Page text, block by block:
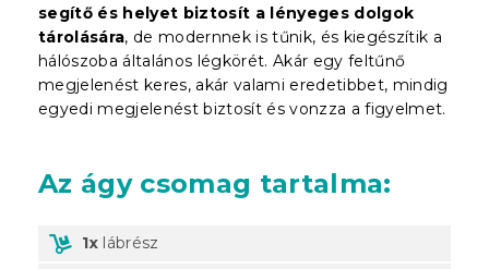
segítő és helyet biztosít a lényeges dolgok
tárolására, de modernnek is tűnik, és kiegészítik a
hálószoba általános légkörét. Akár egy feltűnő
megjelenést keres, akár valami eredetibbet, mindig
egyedi megjelenést biztosít és vonzza a figyelmet.
Az ágy csomag tartalma:
1x lábrész